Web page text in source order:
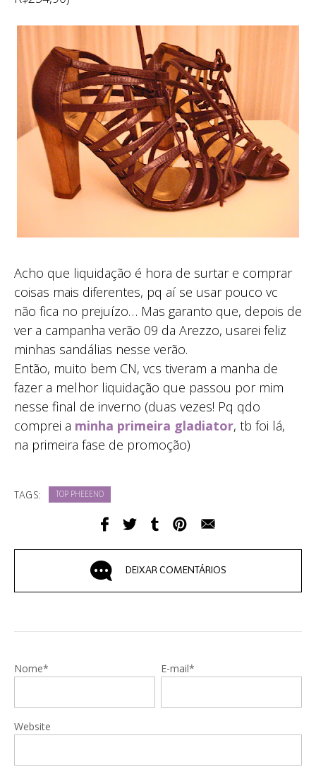
Acho que liquidação é hora de surtar e comprar
coisas mais diferentes, pq aí se usar pouco vc
não fica no prejuízo… Mas garanto que, depois de
ver a campanha verão 09 da Arezzo, usarei feliz
minhas sandálias nesse verão.
Então, muito bem CN, vcs tiveram a manha de
fazer a melhor liquidação que passou por mim
nesse final de inverno (duas vezes! Pq qdo
comprei a minha primeira gladiator, tb foi lá,
na primeira fase de promoção)
TAGS: TOP PHEEENO
DEIXAR COMENTÁRIOS
Nome* E-mail*
Website